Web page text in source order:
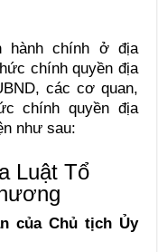
hành chính ở địa
chính quyền địa
các cơ quan,
chính quyền địa
như sau:
Luật Tổ
của Chủ tịch Ủy